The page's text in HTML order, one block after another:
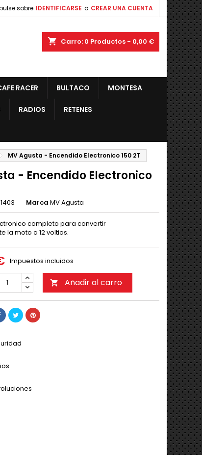
sobre IDENTIFICARSE o CREAR UNA CUENTA
shopping_cart Carro: 0 Productos - 0,00 €
RACER BULTACO MONTESA
RADIOS RETENES
MV Agusta - Encendido Electronico 150 2T
- Encendido Electronico
Marca MV Agusta
completo para convertir
la moto a 12 voltios.
Impuestos incluidos
 Añadir al carro